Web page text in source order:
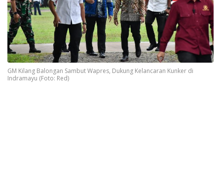
GM Kilang Balongan Sambut Wapres, Dukung Kelancaran Kunker di
Indramayu (Foto: Red)